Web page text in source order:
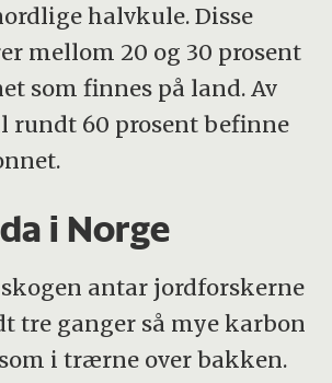
halvkule. Disse
mellom 20 og 30 prosent
som finnes på land. Av
rundt 60 prosent befinne
i Norge
antar jordforskerne
tre ganger så mye karbon
i trærne over bakken.